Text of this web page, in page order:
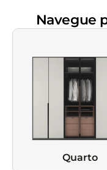
Navegue
Quarto